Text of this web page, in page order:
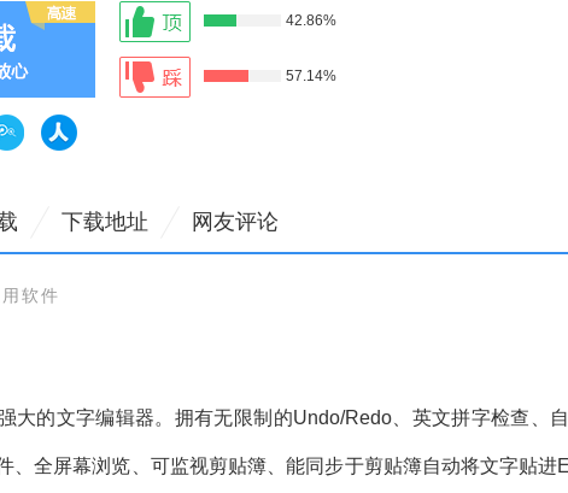
42.86%
57.14%
下载地址 网友评论
软件
大的文字编辑器。拥有无限制的Undo/Redo、英文拼字检查、
、全屏幕浏览、可监视剪贴簿、能同步于剪贴簿自动将文字贴进